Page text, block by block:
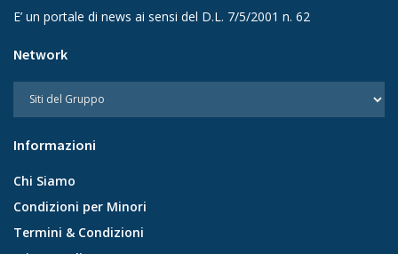
E’ un portale di news ai sensi del D.L. 7/5/2001 n. 62
Network
Informazioni
Chi Siamo
Condizioni per Minori
Termini & Condizioni